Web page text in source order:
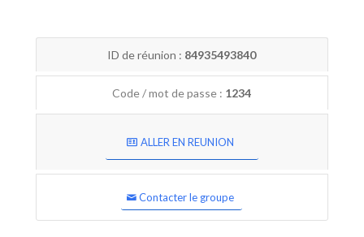
ID de réunion : 84935493840
Code / mot de passe : 1234
ALLER EN REUNION
Contacter le groupe